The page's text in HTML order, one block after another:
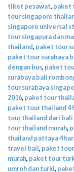
tiket pesawat, paket
tour singapore
singapore universal
tour singapura dan
thailand, paket tour
paket tour surabaya
dengan bus, paket
surabaya bali
tour surabaya
2016, paket tour
paket tour thailand 4
tour thailand dari bali
tour thailand murah,
thailand pattaya 4
travel bali, paket
murah, paket tour
umroh dan turki,